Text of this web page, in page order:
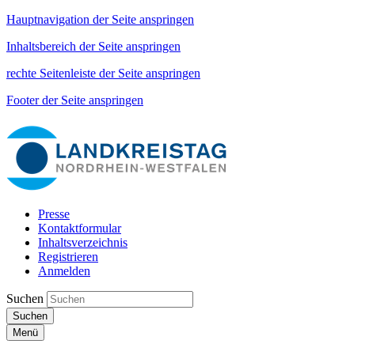
Hauptnavigation der Seite anspringen
Inhaltsbereich der Seite anspringen
rechte Seitenleiste der Seite anspringen
Footer der Seite anspringen
Presse
Kontaktformular
Inhaltsverzeichnis
Registrieren
Anmelden
Suchen
Suchen
Menü